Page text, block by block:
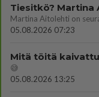
05.08.2026 07:23
Mitä töitä
😅
05.08.2026 13:25